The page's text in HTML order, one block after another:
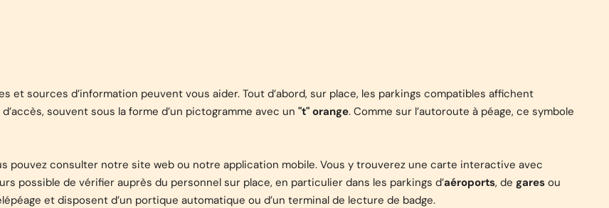
et sources d’information peuvent vous aider. Tout d’abord, sur place, les parkings compatibles affichent
souvent sous la forme d’un pictogramme avec un "t" orange. Comme sur l’autoroute à péage, ce symbole
pouvez consulter notre site web ou notre application mobile. Vous y trouverez une carte interactive avec
possible de vérifier auprès du personnel sur place, en particulier dans les parkings d’aéroports, de gares ou
et disposent d’un portique automatique ou d’un terminal de lecture de badge.